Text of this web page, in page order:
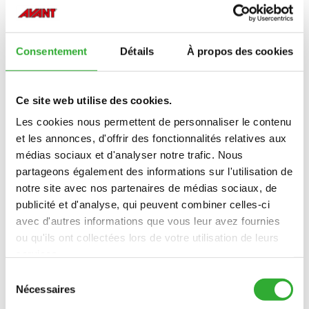
Consentement Détails À propos des cookies
Ce site web utilise des cookies.
Les cookies nous permettent de personnaliser le contenu
et les annonces, d'offrir des fonctionnalités relatives aux
médias sociaux et d'analyser notre trafic. Nous
partageons également des informations sur l'utilisation de
notre site avec nos partenaires de médias sociaux, de
publicité et d'analyse, qui peuvent combiner celles-ci
avec d'autres informations que vous leur avez fournies
ou qu'ils ont collectées lors de votre utilisation de leurs
Nécessaires
A444002
CABINE L SÉRIE 500-700, E
A449937
CABINE L SÉRIE 800
A439264
GYROPHARE, SÉRIE 200
A486536
GYROPHARE, SÉRIE 400
A479765
A467821